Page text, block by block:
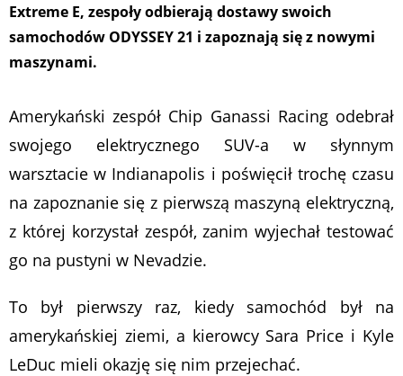
Extreme E, zespoły odbierają dostawy swoich
samochodów ODYSSEY 21 i zapoznają się z nowymi
maszynami.
Amerykański zespół Chip Ganassi Racing odebrał
swojego elektrycznego SUV-a w słynnym
warsztacie w Indianapolis i poświęcił trochę czasu
na zapoznanie się z pierwszą maszyną elektryczną,
z której korzystał zespół, zanim wyjechał testować
go na pustyni w Nevadzie.
To był pierwszy raz, kiedy samochód był na
amerykańskiej ziemi, a kierowcy Sara Price i Kyle
LeDuc mieli okazję się nim przejechać.